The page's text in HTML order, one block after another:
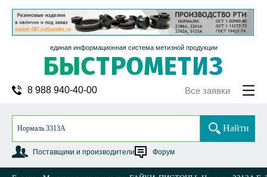
единая информационная система метизной продукции
8 988 940-40-00 Все заявки
Поставщики и производители Форум
Найти